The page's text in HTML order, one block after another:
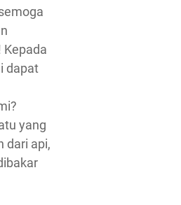
dapat
yang
dari api,